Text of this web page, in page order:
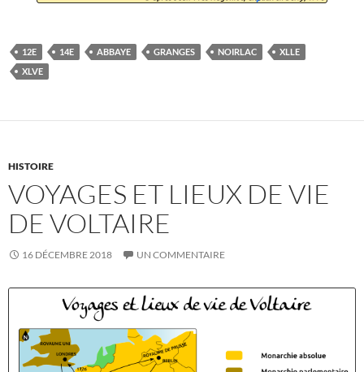
12E 14E ABBAYE GRANGES NOIRLAC
XLLE
XLVE
HISTOIRE
VOYAGES ET LIEUX DE VIE
DE VOLTAIRE
16 DÉCEMBRE 2018 UN COMMENTAIRE